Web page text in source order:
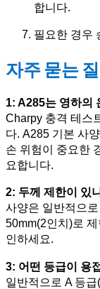
합니다.
필요한 경우
자주 묻는
1: A285는 영하의
Charpy 충격 테스
다. A285 기본 사
손 위험이 중요한
요합니다.
2: 두께 제한이 있
사양은 일반적으
50mm(2인치)로
인하세요.
3: 어떤 등급이 용
일반적으로 A 등